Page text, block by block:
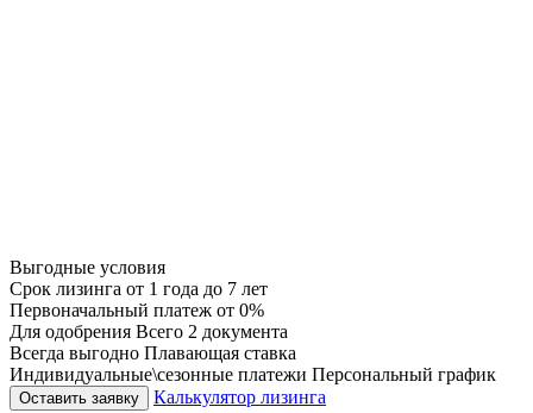
Выгодные условия
Срок лизинга от 1 года до 7 лет
Первоначальный платеж от 0%
Для одобрения Всего 2 документа
Всегда выгодно Плавающая ставка
Индивидуальные\сезонные платежи Персональный график
Оставить заявку Калькулятор лизинга